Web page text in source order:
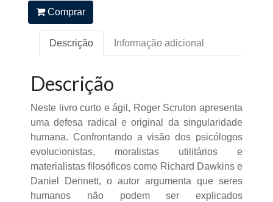
Comprar
Descrição Informação adicional
Descrição
Neste livro curto e ágil, Roger Scruton apresenta
uma defesa radical e original da singularidade
humana. Confrontando a visão dos psicólogos
evolucionistas, moralistas utilitários e
materialistas filosóficos como Richard Dawkins e
Daniel Dennett, o autor argumenta que seres
humanos não podem ser explicados